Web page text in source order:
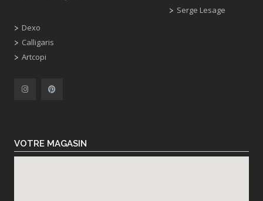
Dexo
Calligaris
Artcopi
Serge Lesage
VOTRE MAGASIN